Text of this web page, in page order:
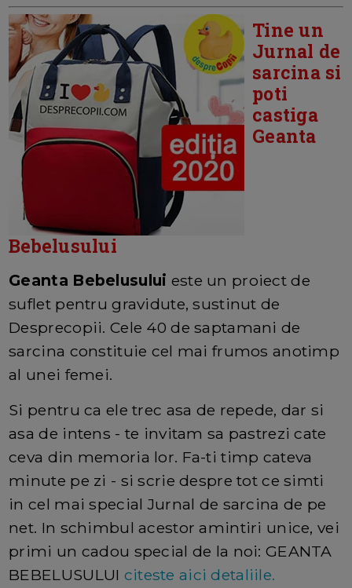
Tine un
Jurnal de
sarcina si
poti
castiga
Geanta
Bebelusului
Geanta Bebelusului este un proiect de
suflet pentru gravidute, sustinut de
Desprecopii. Cele 40 de saptamani de
sarcina constituie cel mai frumos anotimp
al unei femei.
Si pentru ca ele trec asa de repede, dar si
asa de intens - te invitam sa pastrezi cate
ceva din memoria lor. Fa-ti timp cateva
minute pe zi - si scrie despre tot ce simti
in cel mai special Jurnal de sarcina de pe
net. In schimbul acestor amintiri unice, vei
primi un cadou special de la noi: GEANTA
BEBELUSULUI citeste aici detaliile.